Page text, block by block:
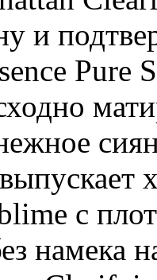
и
с
намека